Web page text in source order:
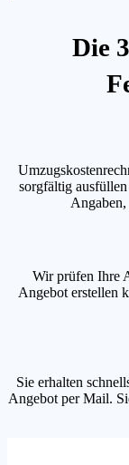
Die
sorgfältig
Angaben,
Wir prüfen Ihre
Angebot erstellen
Sie erhalten
Angebot per Mail.